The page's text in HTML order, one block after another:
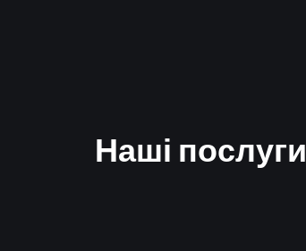
Наші послуги